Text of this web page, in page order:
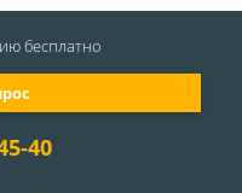
40
бесплатно